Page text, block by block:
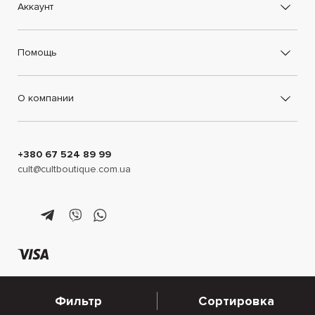
Фильтр Сортировка
Аккаунт
Помощь
О компании
+380 67 524 89 99
cult@cultboutique.com.ua